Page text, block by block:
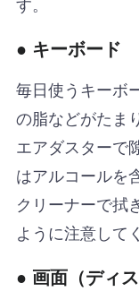
● キーボード
毎日使うキーボ
の脂などがたま
エアダスターで
はアルコールを
クリーナーで拭
ように注意して
● 画面（ディス